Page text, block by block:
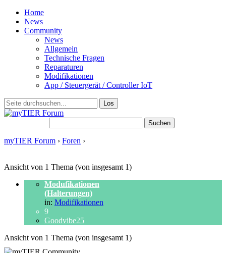
Home
News
Community
News
Allgemein
Technische Fragen
Reparaturen
Modifikationen
App / Steuergerät / Controller IoT
myTIER Forum › Foren ›
Ansicht von 1 Thema (von insgesamt 1)
Modufikationen
(Halterungen)
in: Modifikationen
9
Goodvibe25
Ansicht von 1 Thema (von insgesamt 1)